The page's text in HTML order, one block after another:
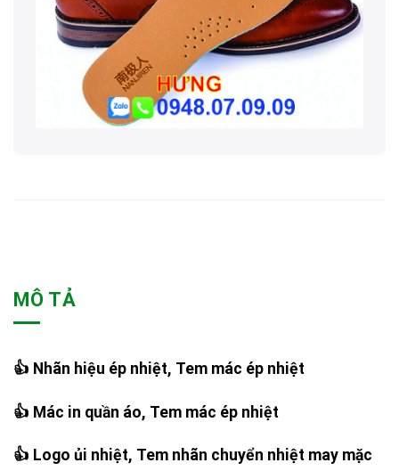
MÔ TẢ
👍 Nhãn hiệu ép nhiệt, Tem mác ép nhiệt
👍 Mác in quần áo, Tem mác ép nhiệt
👍 Logo ủi nhiệt, Tem nhãn chuyển nhiệt may mặc